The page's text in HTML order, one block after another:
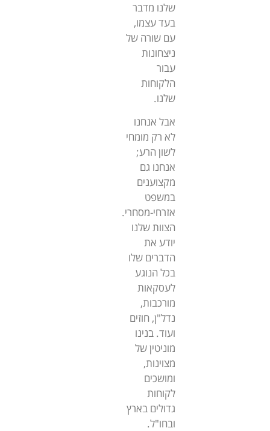
שלנו מדבר
בעד עצמו,
עם שורה של
ניצחונות
עבור
הלקוחות
שלנו.
אבל אנחנו
לא רק מומחי
לשון הרע;
אנחנו גם
מקצוענים
במשפט
אזרחי-מסחרי.
הצוות שלנו
יודע את
הדברים שלו
בכל הנוגע
לעסקאות
מורכבות,
נדל"ן, חוזים
ועוד. בנינו
מוניטין של
מצוינות,
ומושכים
לקוחות
גדולים בארץ
ובחו"ל.